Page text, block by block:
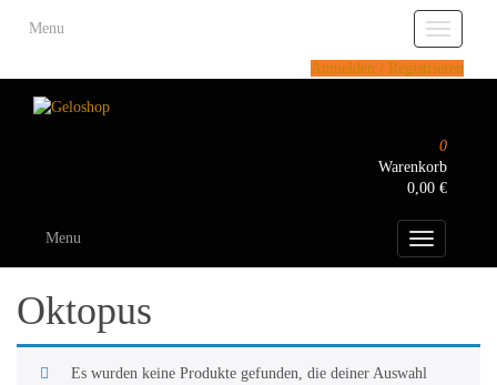
Toggle
Menu
Anmelden / Registrieren
0
Warenkorb
0,00 €
Toggle
navigation
Menu
Oktopus
Es wurden keine Produkte gefunden, die deiner Auswahl